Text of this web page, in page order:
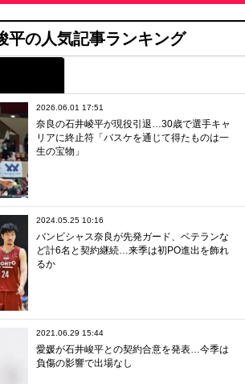
の人気記事ランキング
2026.06.01 17:51
奈良の石井崚平が現役引退…30歳で選手キャ
リアに終止符「バスケを通じて得たものは一
生の宝物」
2024.05.25 10:16
バンビシャス奈良が先発ガード、ベテランな
ど計6名と契約継続…来季は初PO進出を飾れ
るか
2021.06.29 15:44
愛媛が石井峻平との契約合意を発表…今季は
負傷の影響で出場なし